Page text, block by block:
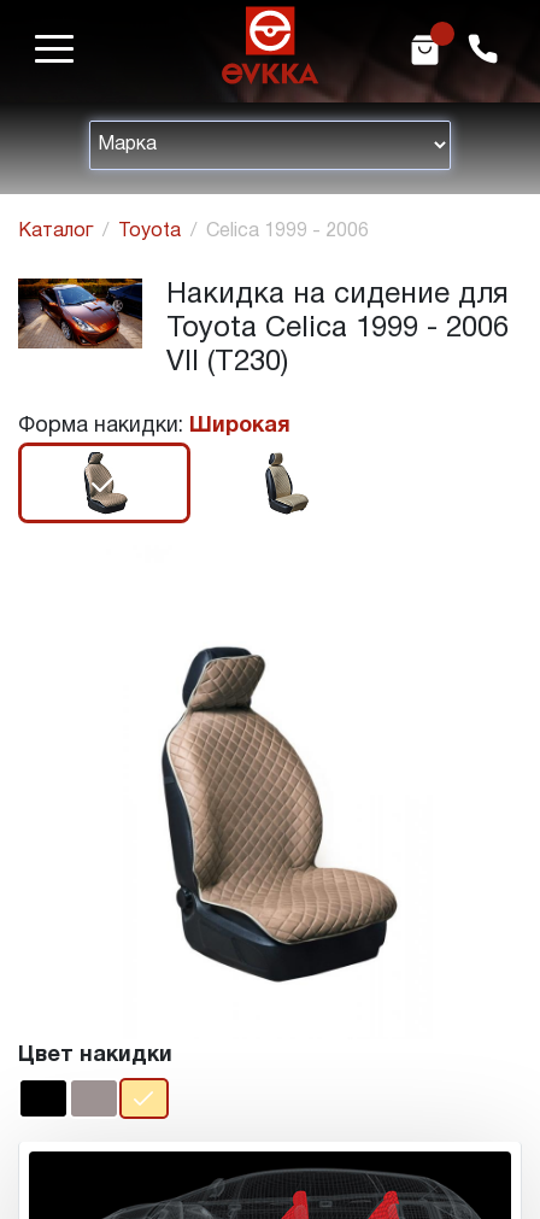
h m
Каталог Toyota Celica 1999 - 2006
Накидка на сидение для
Toyota Celica 1999 - 2006
VII (T230)
Форма накидки: Широкая
r
Цвет накидки